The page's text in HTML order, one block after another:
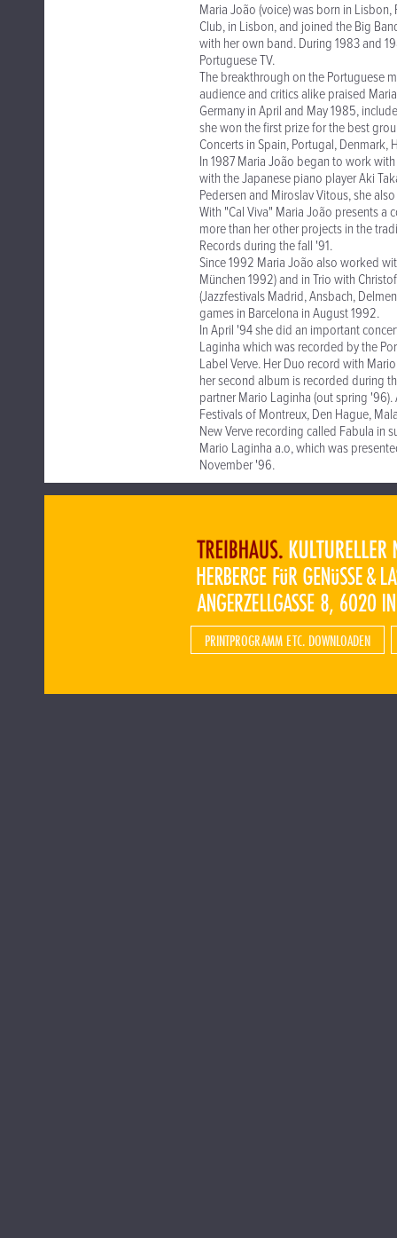
Maria João (voice) was born in
Club, in Lisbon, and joined the Big
with her own band. During 1983 and
Portuguese TV.
The breakthrough on the Portuguese
audience and critics alike praised
Germany in April and May 1985,
she won the first prize for the best
Concerts in Spain, Portugal,
In 1987 Maria João began to work
with the Japanese piano player Aki
Pedersen and Miroslav Vitous, she
With "Cal Viva" Maria João presents
more than her other projects in the
Records during the fall '91.
Since 1992 Maria João also worked
München 1992) and in Trio with
(Jazzfestivals Madrid, Ansbach,
games in Barcelona in August 1992.
In April '94 she did an important
Laginha which was recorded by the
Label Verve. Her Duo record with
her second album is recorded during
partner Mario Laginha (out spring
Festivals of Montreux, Den Hague,
New Verve recording called Fabula in
Mario Laginha a.o, which was
November '96.
PRINTPROGRAMM ETC. DOWNLOADEN